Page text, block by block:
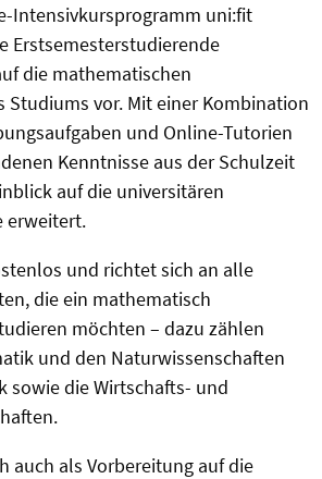
Intensivkursprogramm uni:fit
Erstsemesterstudierende
die mathematischen
Studiums vor. Mit einer Kombination
und Online-Tutorien
Kenntnisse aus der Schulzeit
auf die universitären
erweitert.
und richtet sich an alle
die ein mathematisch
möchten – dazu zählen
und den Naturwissenschaften
sowie die Wirtschafts- und
auch als Vorbereitung auf die